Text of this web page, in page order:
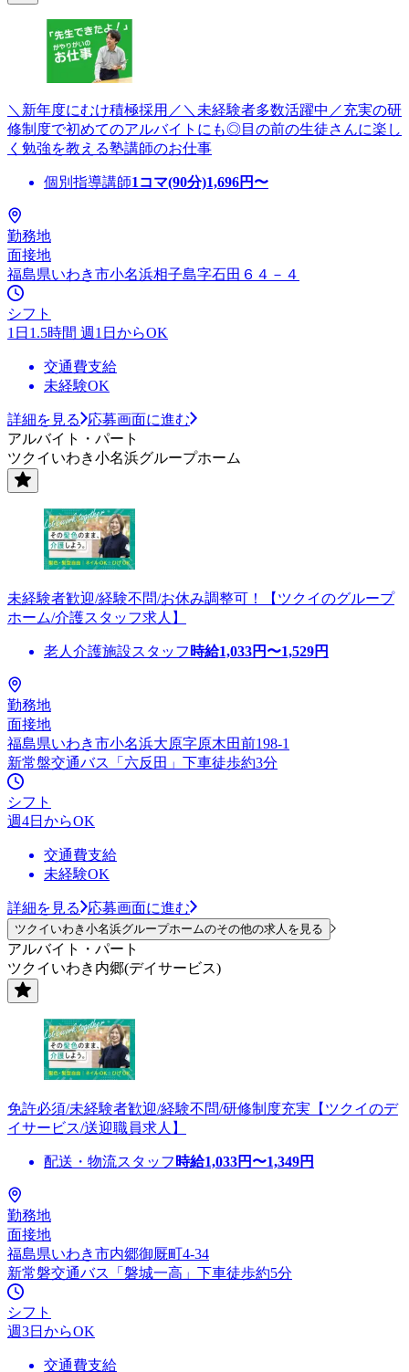
＼新年度にむけ積極採用／＼未経験者多数活躍中／充実の研
修制度で初めてのアルバイトにも◎目の前の生徒さんに楽し
く勉強を教える塾講師のお仕事
個別指導講師1コマ(90分)1,696円〜
勤務地
面接地
福島県いわき市小名浜相子島字石田６４－４
シフト
1日1.5時間 週1日からOK
交通費支給
未経験OK
詳細を見る
応募画面に進む
アルバイト・パート
ツクイいわき小名浜グループホーム
未経験者歓迎/経験不問/お休み調整可！【ツクイのグループ
ホーム/介護スタッフ求人】
老人介護施設スタッフ 時給1,033円〜1,529円
勤務地
面接地
福島県いわき市小名浜大原字原木田前198-1
新常盤交通バス「六反田」下車徒歩約3分
シフト
週4日からOK
交通費支給
未経験OK
詳細を見る 応募画面に進む
ツクイいわき小名浜グループホームのその他の求人を見る
アルバイト・パート
ツクイいわき内郷(デイサービス)
免許必須/未経験者歓迎/経験不問/研修制度充実【ツクイのデ
イサービス/送迎職員求人】
配送・物流スタッフ 時給1,033円〜1,349円
勤務地
面接地
福島県いわき市内郷御厩町4-34
新常磐交通バス「磐城一高」下車徒歩約5分
シフト
週3日からOK
交通費支給